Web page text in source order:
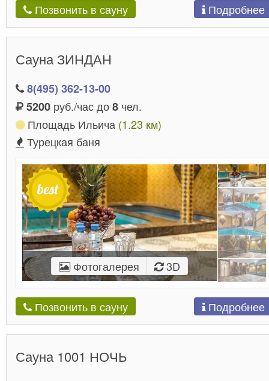
Позвонить в сауну Подробнее
Сауна ЗИНДАН
8(495) 362-13-00
5200 руб./час до8 чел.
Площадь Ильича (1.23 км)
Турецкая баня
Фотогалерея 3D
Позвонить в сауну Подробнее
Сауна 1001 НОЧЬ